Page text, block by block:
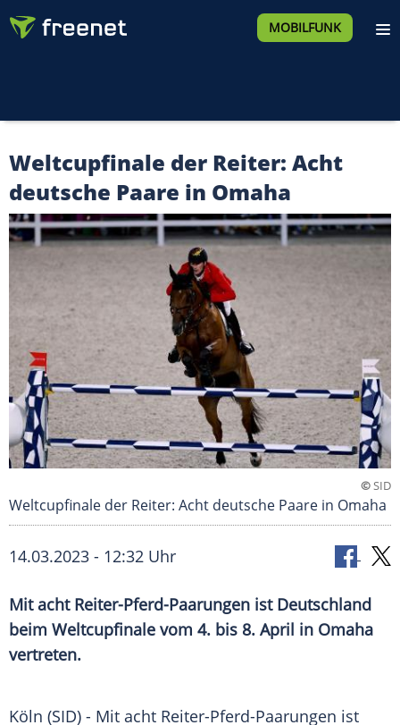
MOBILFUNK
Weltcupfinale der Reiter: Acht
deutsche Paare in Omaha
©SID
Weltcupfinale der Reiter: Acht deutsche Paare in Omaha
14.03.2023 - 12:32 Uhr
Mit acht Reiter-Pferd-Paarungen ist Deutschland
beim Weltcupfinale vom 4. bis 8. April in Omaha
vertreten.
Köln (SID) - Mit acht Reiter-Pferd-Paarungen ist